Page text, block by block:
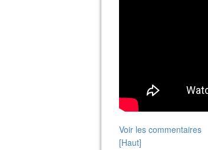
Voir les commentaires
[Haut]